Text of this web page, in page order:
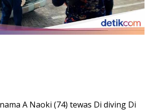
A Naoki (74) tewas Di diving Di